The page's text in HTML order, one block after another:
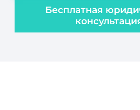
Бесплатная